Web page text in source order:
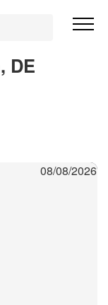
DE
08/08/2026